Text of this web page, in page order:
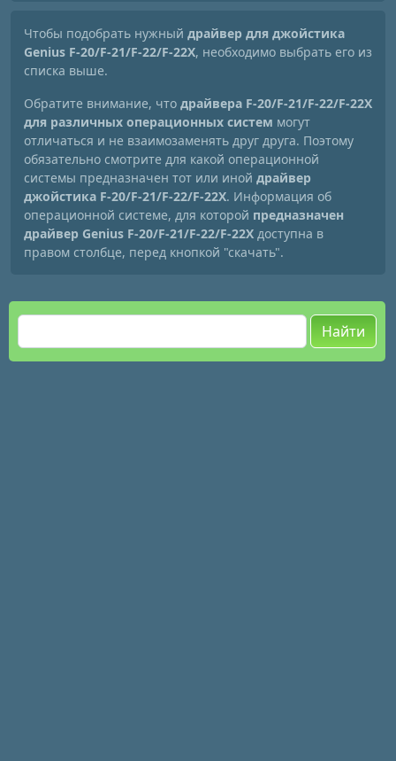
Чтобы подобрать нужный драйвер для джойстика
Genius F-20/F-21/F-22/F-22X, необходимо выбрать его из
списка выше.
Обратите внимание, что драйвера F-20/F-21/F-22/F-22X
для различных операционных систем могут
отличаться и не взаимозаменять друг друга. Поэтому
обязательно смотрите для какой операционной
системы предназначен тот или иной драйвер
джойстика F-20/F-21/F-22/F-22X. Информация об
операционной системе, для которой предназначен
драйвер Genius F-20/F-21/F-22/F-22X доступна в
правом столбце, перед кнопкой "скачать".
Найти